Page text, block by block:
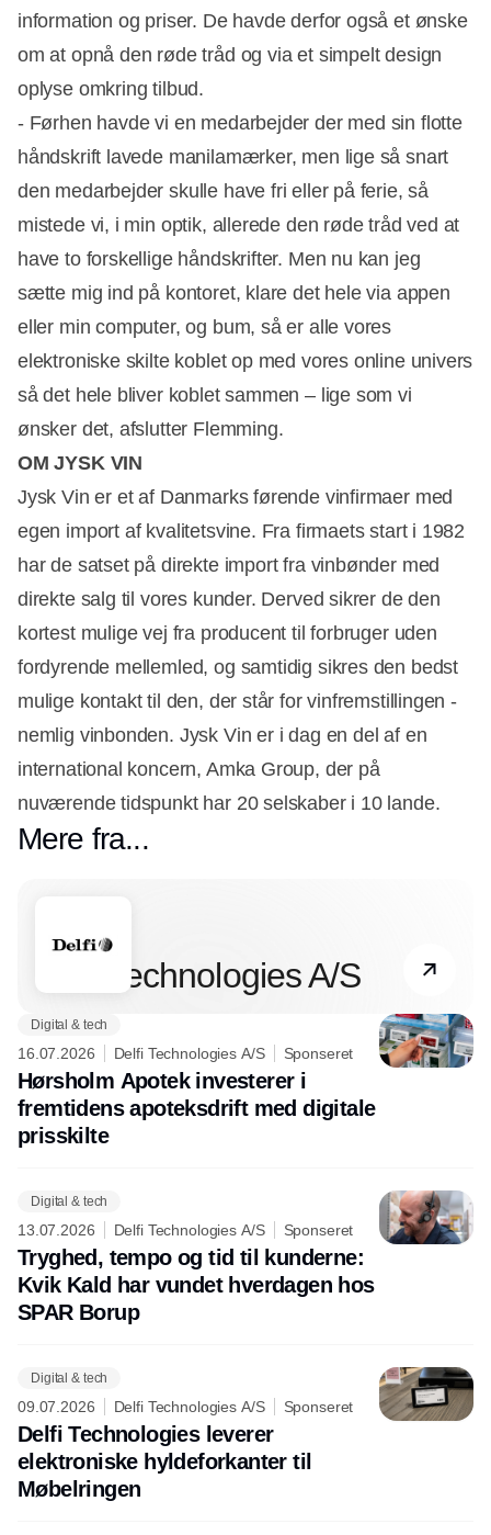
information og priser. De havde derfor også et ønske
om at opnå den røde tråd og via et simpelt design
oplyse omkring tilbud.
- Førhen havde vi en medarbejder der med sin flotte
håndskrift lavede manilamærker, men lige så snart
den medarbejder skulle have fri eller på ferie, så
mistede vi, i min optik, allerede den røde tråd ved at
have to forskellige håndskrifter. Men nu kan jeg
sætte mig ind på kontoret, klare det hele via appen
eller min computer, og bum, så er alle vores
elektroniske skilte koblet op med vores online univers
så det hele bliver koblet sammen – lige som vi
ønsker det, afslutter Flemming.
OM JYSK VIN
Jysk Vin er et af Danmarks førende vinfirmaer med
egen import af kvalitetsvine. Fra firmaets start i 1982
har de satset på direkte import fra vinbønder med
direkte salg til vores kunder. Derved sikrer de den
kortest mulige vej fra producent til forbruger uden
fordyrende mellemled, og samtidig sikres den bedst
mulige kontakt til den, der står for vinfremstillingen -
nemlig vinbonden. Jysk Vin er i dag en del af en
international koncern, Amka Group, der på
nuværende tidspunkt har 20 selskaber i 10 lande.
Mere fra...
Partner
Delfi Technologies A/S
Digital & tech
16.07.2026 Delfi Technologies A/S Sponseret
Hørsholm Apotek investerer i
fremtidens apoteksdrift med digitale
prisskilte
Digital & tech
13.07.2026 Delfi Technologies A/S Sponseret
Tryghed, tempo og tid til kunderne:
Kvik Kald har vundet hverdagen hos
SPAR Borup
Digital & tech
09.07.2026 Delfi Technologies A/S Sponseret
Delfi Technologies leverer
elektroniske hyldeforkanter til
Møbelringen